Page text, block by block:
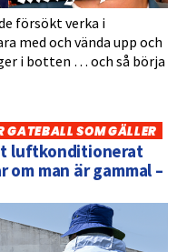
försökt verka i
med och vända upp och
i botten … och så börja
SOM GÄLLER
luftkonditionerat
om man är gammal –